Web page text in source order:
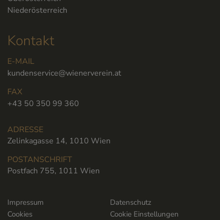
Kontakt
E-MAIL
kundenservice@wienerverein.at
FAX
+43 50 350 99 360
ADRESSE
Zelinkagasse 14, 1010 Wien
POSTANSCHRIFT
Postfach 755, 1011 Wien
Niederösterreich
Impressum
Datenschutz
Cookies
Cookie Einstellungen